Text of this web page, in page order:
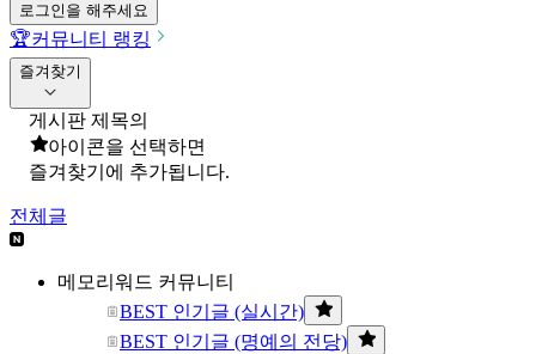
로그인을 해주세요
🏆커뮤니티 랭킹
즐겨찾기
게시판 제목의
아이콘을 선택하면
즐겨찾기에 추가됩니다.
전체글
메모리워드 커뮤니티
BEST 인기글 (실시간)
BEST 인기글 (명예의 전당)